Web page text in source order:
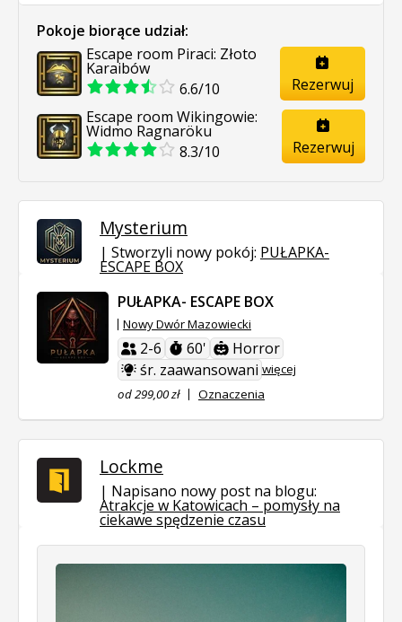
Pokoje biorące udział:
Escape room Piraci: Złoto
Karaibów
6.6/10
Rezerwuj
Escape room Wikingowie:
Widmo Ragnaröku
8.3/10
Rezerwuj
Mysterium
Stworzyli nowy pokój: PUŁAPKA-
ESCAPE BOX
PUŁAPKA- ESCAPE BOX
Nowy Dwór Mazowiecki
2-6 60'
Horror
śr. zaawansowani więcej
od 299,00 zł
Oznaczenia
Lockme
Napisano nowy post na blogu:
Atrakcje w Katowicach – pomysły na
ciekawe spędzenie czasu